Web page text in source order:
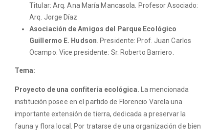
Titular: Arq. Ana María Mancasola. Profesor Asociado:
Arq. Jorge Díaz
Asociación de Amigos del Parque Ecológico
Guillermo E. Hudson . Presidente: Prof. Juan Carlos
Ocampo. Vice presidente: Sr. Roberto Barriero.
Tema:
Proyecto de una confitería ecológica. La mencionada
institución posee en el partido de Florencio Varela una
importante extensión de tierra, dedicada a preservar la
fauna y flora local. Por tratarse de una organización de bien